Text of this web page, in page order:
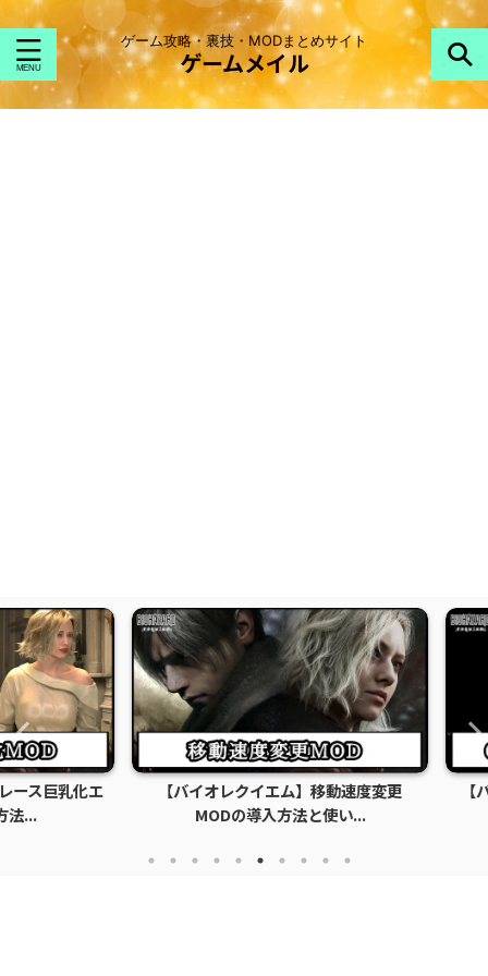
ゲーム攻略・裏技・MODまとめサイト
ゲームメイル
巨乳化エ
【バイオレクイエム】移動速度変更
MODの導入方法と使い...
【バイ